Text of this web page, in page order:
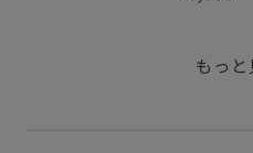
もっと